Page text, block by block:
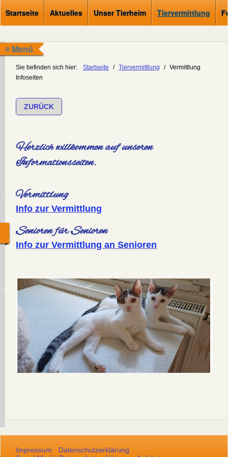
Startseite Aktuelles Unser Tierheim Tiervermittlung
≡ Menü
Sie befinden sich hier: Startseite / Tiervermittlung / Vermittlung
Infoseiten
ZURÜCK
Herzlich willkommen auf unseren
Informationsseiten.
Vermittlung
Info zur Vermittlung
Senioren für Senioren
Info zur Vermittlung an Senioren
Impressum
Datenschutzerklärung